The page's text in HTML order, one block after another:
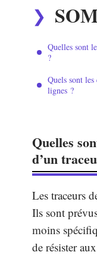
Quelles sont
?
Quels sont
lignes ?
Quelles
d’un
Les traceurs
Ils sont
moins
de résister